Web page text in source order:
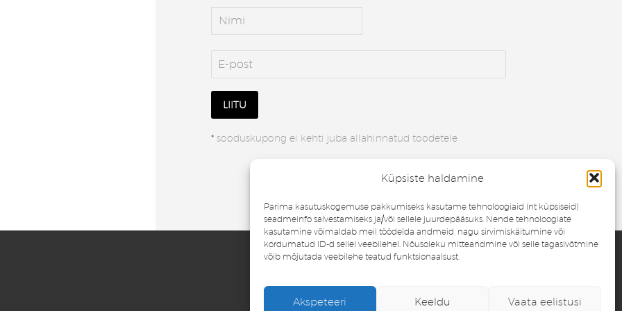
Küpsiste haldamine
Parima kasutuskogemuse pakkumiseks kasutame tehnoloogiaid (nt küpsiseid)
seadmeinfo salvestamiseks ja/või sellele juurdepääsuks. Nende tehnoloogiate
kasutamine võimaldab meil töödelda andmeid, nagu sirvimiskäitumine või
kordumatud ID-d sellel veebilehel. Nõusoleku mitteandmine või selle tagasivõtmine
võib mõjutada veebilehe teatud funktsionaalsust.
Akspeteeri Keeldu Vaata eelistusi
* sooduskupong ei kehti juba allahinnatud toodetele